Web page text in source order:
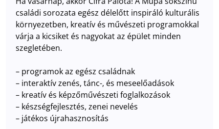
családi sorozata egész délelőtt inspiráló kulturális
környezetben, kreatív és művészeti programokkal
várja a kicsiket és nagyokat az épület minden
szegletében.
– programok az egész családnak
– interaktív zenés, tánc-, és meseelőadások
– kreatív és képzőművészeti foglalkozások
– készségfejlesztés, zenei nevelés
– játékos újrahasznosítás